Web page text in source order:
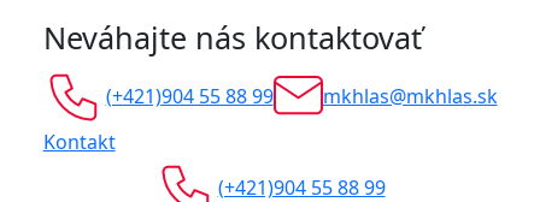
Neváhajte nás kontaktovať
(+421)904 55 88 99
mkhlas@mkhlas.sk
Kontakt
(+421)904 55 88 99